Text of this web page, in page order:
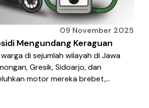
09 November 2025
Mengundang Keraguan
di sejumlah wilayah di Jawa
Gresik, Sidoarjo, dan
motor mereka brebet,
atau sulitdigas setelah mengisi
lalu memunculkan spekulasi bahwa